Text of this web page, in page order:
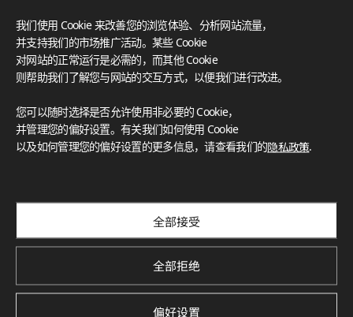
What These Certifications Mean
灵感画廊
我们使用 Cookie 来改善您的浏览体验、分析网站流量，
并支持我们的市场推广活动。某些 Cookie
对网站的正常运行是必需的，而其他 Cookie
则帮助我们了解您与网站的交互方式，以便我们进行改进。
您可以随时选择是否允许使用非必要的 Cookie，
并管理您的偏好设置。有关我们如何使用 Cookie
以及如何管理您的偏好设置的更多信息，请查看我们的隐私政策.
全部接受
全部拒绝
偏好设置